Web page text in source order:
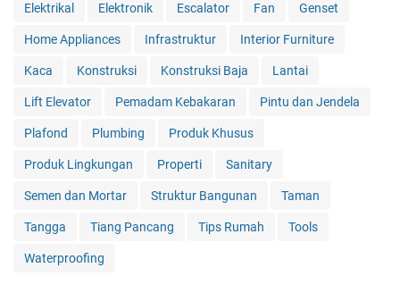
Elektrikal Elektronik Escalator Fan Genset
Home Appliances Infrastruktur Interior Furniture
Kaca Konstruksi Konstruksi Baja Lantai
Lift Elevator Pemadam Kebakaran Pintu dan Jendela
Plafond Plumbing Produk Khusus
Produk Lingkungan Properti Sanitary
Semen dan Mortar Struktur Bangunan Taman
Tangga Tiang Pancang Tips Rumah Tools
Waterproofing